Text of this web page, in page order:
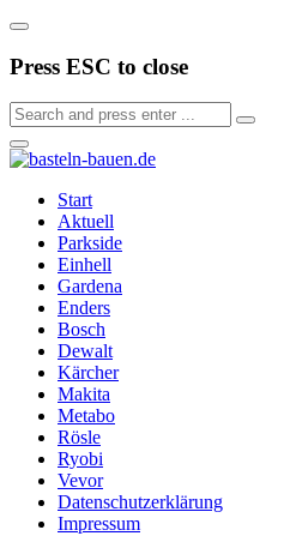
Press ESC to close
Start
Aktuell
Parkside
Einhell
Gardena
Enders
Bosch
Dewalt
Kärcher
Makita
Metabo
Rösle
Ryobi
Vevor
Datenschutzerklärung
Impressum